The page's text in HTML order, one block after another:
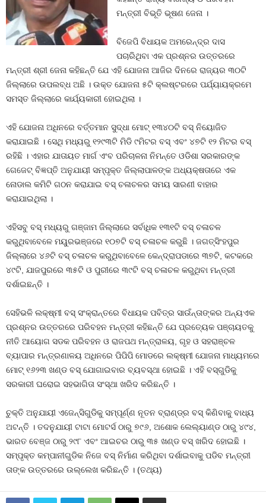
ମନ୍ତ୍ରୀ ବିଭୂତି ଭୂଷଣ ଜେନା ।
ବିଜେପି ବିଧାୟକ ଅମରେନ୍ଦ୍ର ଦାସ
ପଚାରିଥିବା ଏକ ପ୍ରଶ୍ନର ଉତ୍ତରରେ
ମନ୍ତ୍ରୀ ଶ୍ରୀ ଜେନା କହିଛନ୍ତି ଯେ ଏହି ଯୋଜନା ଆଜିର ଦିନରେ ରାଜ୍ୟର ୩୦ଟି
ଜିଲ୍ଲାରେ ଉପଲବ୍ଧ ଅଛି । ଉକ୍ତ ଯୋଜନା ୫ଟି କ୍ଲଷ୍ଟରରେ ପର୍ଯ୍ୟାୟକ୍ରମେ
ସମସ୍ତ ଜିଲ୍ଲାରେ କାର୍ଯ୍ୟକାରୀ ହୋଇଥିଲା ।
ଏହି ଯୋଜନା ଅଧିନରେ ବର୍ତ୍ତମାନ ସୁଦ୍ଧା ମୋଟ୍‍ ୧୩୪୦ଟି ବସ୍‍ ନିୟୋଜିତ
କରାଯାଇଛି । ସେଥି ମଧ୍ୟରୁ ୧୨୯୩ଟି ମିଡି ୯ମିଟର ବସ୍‍ ଏବଂ ୪୭ଟି ୧୨ ମିଟର ବସ୍‍
ରହିଛି । ଏହାର ଯାତାୟତ ମାର୍ଗ ଏଂବ ପରିଚାଳନା ନିମନ୍ତେ ଓଡିଶା ସରକାରଙ୍କ
ଗେଜେଟ୍‍ ବିଜ୍ଞପ୍ତି ଅନୁଯାୟୀ ସମ୍ପୃକ୍ତ ଜିଲ୍ଲାପାଳଙ୍କ ଅଧ୍ୟକ୍ଷତାରେ ଏକ
ନୋଡାଲ କମିଟି ଗଠନ କରାଯାଇ ବସ୍‍ ଚଳାଚଳର ସମୟ ସାରଣୀ ବାହାର
କରାଯାଇଥିଲା ।
ଏହିସବୁ ବସ୍‍ ମଧ୍ୟରୁ ଗଞ୍ଜାମ ଜିଲ୍ଲାରେ ସର୍ବାଧିକ ୧୩୧ଟି ବସ୍‍ ଚଳାଚଳ
କରୁଥିବାବେଳେ ମୟୁରଭଞ୍ଜରେ ୧୦୭ଟି ବସ୍‍ ଚଳାଚଳ କରୁଛି । ଜଗତ୍‍ସିଂହପୁର
ଜିଲ୍ଲାରେ ୪୬ଟି ବସ୍‍ ଚଳାଚଳ କରୁଥିବାବେଳେ କେନ୍ଦ୍ରାପଡାରେ ୩୭ଟି, କଟକରେ
୪୯ଟି, ଯାଜପୁରରେ ୩୫ଟି ଓ ପୁରୀରେ ୩୯ଟି ବସ୍‍ ଚଳାଚଳ କରୁଥିବା ମନ୍ତ୍ରୀ
ଦର୍ଶାଇଛନ୍ତି ।
ସେହିଭଳି ଲକ୍ଷ୍ମୀ ବସ୍‍ ସଂକ୍ରାନ୍ତରେ ବିଧାୟକ ପବିତ୍ର ସାଉଁନ୍ତାଙ୍କର ଅନ୍ୟଏକ
ପ୍ରଶ୍ନର ଉତ୍ତରରେ ପରିବହନ ମନ୍ତ୍ରୀ କହିଛନ୍ତି ଯେ ପ୍ରତ୍ୟେକ ପଞ୍ଚାୟତକୁ
ନୀତି ଆୟୋଗ ସଡକ ପରିବହନ ଓ ରାଜପଥ ମନ୍ତ୍ରାଳୟ, ଗୃହ ଓ ସହରାଞ୍ଚଳ
ବ୍ୟାପାର ମନ୍ତ୍ରଣାଳୟ ଅଧିନରେ ପିପିପି ମୋଡରେ ଲକ୍ଷ୍ମୀ ଯୋଜନା ମାଧ୍ୟମରେ
ମୋଟ୍‍ ୧୬୨୩ ଖଣ୍ଡ ବସ୍‍ ଯୋଗାଇବାର ବ୍ୟବସ୍ଥା ହୋଇଛି । ଏହି ବସ୍‍ଗୁଡିକୁ
ସରକାରୀ ଘରୋଇ ସହଭାଗିତା ସଂସ୍ଥା ଖରିଦ କରିଛନ୍ତି ।
ଚୁକ୍ତି ଅନୁଯାୟୀ ଏଜେନ୍ସିଗୁଡିକୁ ସମ୍ପୂର୍ଣ୍ଣ ନୂତନ ବ୍ରାଣ୍ଡ୍‍ର ବସ୍‍ କିଣିବାକୁ ବାଧ୍ୟ
ଅଟନ୍ତି । ତଦନୁଯାୟୀ ଟାଟା ମୋଟର୍ସ ଠାରୁ ୭୯୬, ଅଶୋକ ଲେଲ୍ୟାଣ୍ଡ ଠାରୁ ୪୯୪,
ଭାରତ ବେଞ୍ଜ ଠାରୁ ୨୯୮ ଏବଂ ଆଇଚର ଠାରୁ ୩୫ ଖଣ୍ଡ ବସ୍‍ ଖରିଦ ହୋଇଛି ।
ସମ୍ପୃକ୍ତ କମ୍ପାନୀଗୁଡିକ ନିଜେ ବସ୍‍ ନିର୍ମାଣ କରିଥିବା ଦର୍ଶାଇବାକୁ ପଡିବ ମନ୍ତ୍ରୀ
ତାଙ୍କ ଉତ୍ତରରେ ଉଲ୍ଲେଖ କରିଛନ୍ତି । (ତଥ୍ୟ)